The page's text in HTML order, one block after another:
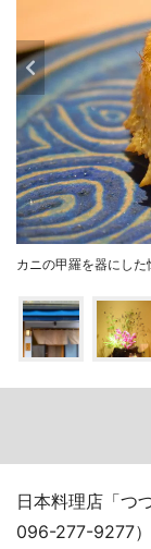
カニの甲羅を器にし
日本料理店「つ
096-277-9277